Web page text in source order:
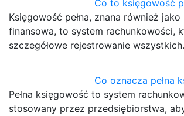
Co to księgowość
Księgowość pełna, znana również
finansowa, to system rachunkowości,
szczegółowe rejestrowanie
Co oznacza pełna
Pełna księgowość to system
stosowany przez przedsiębiorstwa,